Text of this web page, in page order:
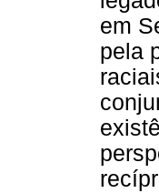
em
pela